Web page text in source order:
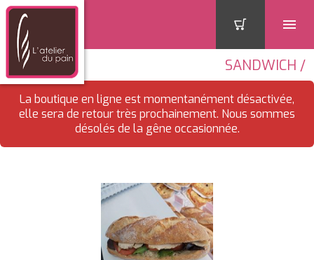
SANDWICH /
La boutique en ligne est momentanément désactivée,
elle sera de retour très prochainement. Nous sommes
désolés de la gêne occasionnée.